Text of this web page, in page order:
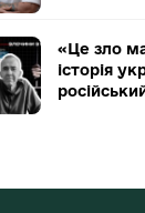
«Це зло
історія